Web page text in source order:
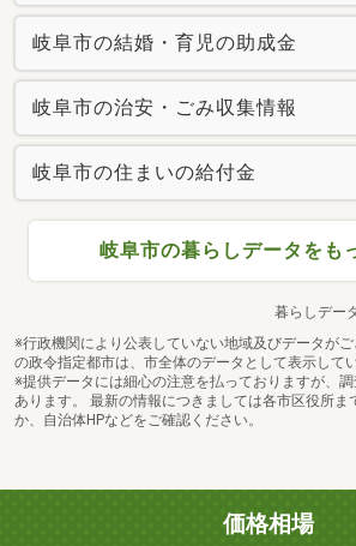
岐阜市の結婚・育児の助成金
岐阜市の治安・ごみ収集情報
岐阜市の住まいの給付金
岐阜市の暮らしデータをも
暮らしデー
※行政機関により公表していない地域及びデータが
の政令指定都市は、市全体のデータとして表示してい
※提供データには細心の注意を払っておりますが、
あります。 最新の情報につきましては各市区役所ま
か、自治体HPなどをご確認ください。
価格相場